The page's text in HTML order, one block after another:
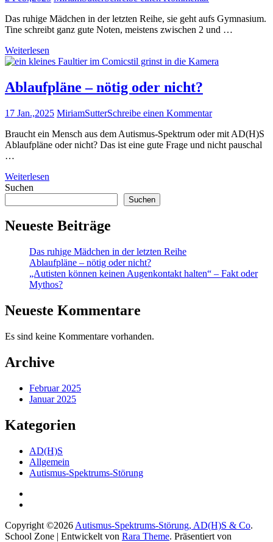
Das ruhige Mädchen in der letzten Reihe, sie geht aufs Gymnasium.
Tine schreibt ganz gute Noten, meistens zwischen 2 und …
Weiterlesen
Ablaufpläne – nötig oder nicht?
17 Jan.,2025 MiriamSutterSchreibe einen Kommentar
Braucht ein Mensch aus dem Autismus-Spektrum oder mit AD(H)S
Ablaufpläne oder nicht? Das ist eine gute Frage und nicht pauschal
…
Weiterlesen
Suchen
Suchen
Neueste Beiträge
Das ruhige Mädchen in der letzten Reihe
Ablaufpläne – nötig oder nicht?
„Autisten können keinen Augenkontakt halten“ – Fakt oder
Mythos?
Neueste Kommentare
Es sind keine Kommentare vorhanden.
Archive
Februar 2025
Januar 2025
Kategorien
AD(H)S
Allgemein
Autismus-Spektrums-Störung
Copyright ©2026 Autismus-Spektrums-Störung, AD(H)S & Co.
School Zone | Entwickelt von Rara Theme. Präsentiert von